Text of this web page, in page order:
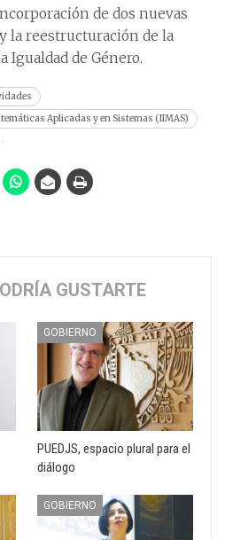
de dos nuevas
la reestructuración de la
Igualdad de Género.
Aplicadas y en Sistemas (IIMAS)
GUSTARTE
GOBIERNO
PUEDJS, espacio plural para el
diálogo
GOBIERNO